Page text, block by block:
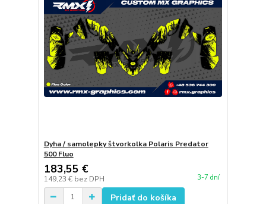
Dyha / samolepky štvorkolka Polaris Predator
500 Fluo
183,55 €
149,23 € bez DPH 3-7 dní
Pridať do košíka